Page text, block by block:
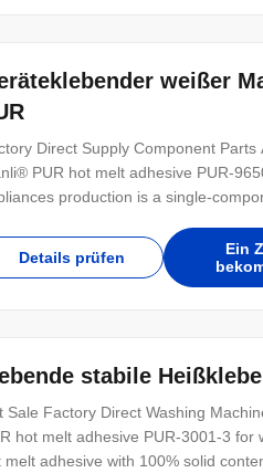
weißer
Direct Supply Component
PUR hot melt adhesive PUR-
production is a single-
Details prüfen
Ein
stabile
Sale Factory Direct Washing
hot melt adhesive PUR-3001-3
melt adhesive with 100% solid